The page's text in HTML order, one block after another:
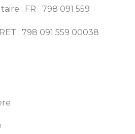
: FR 798 091 559
: 798 091 559 00038